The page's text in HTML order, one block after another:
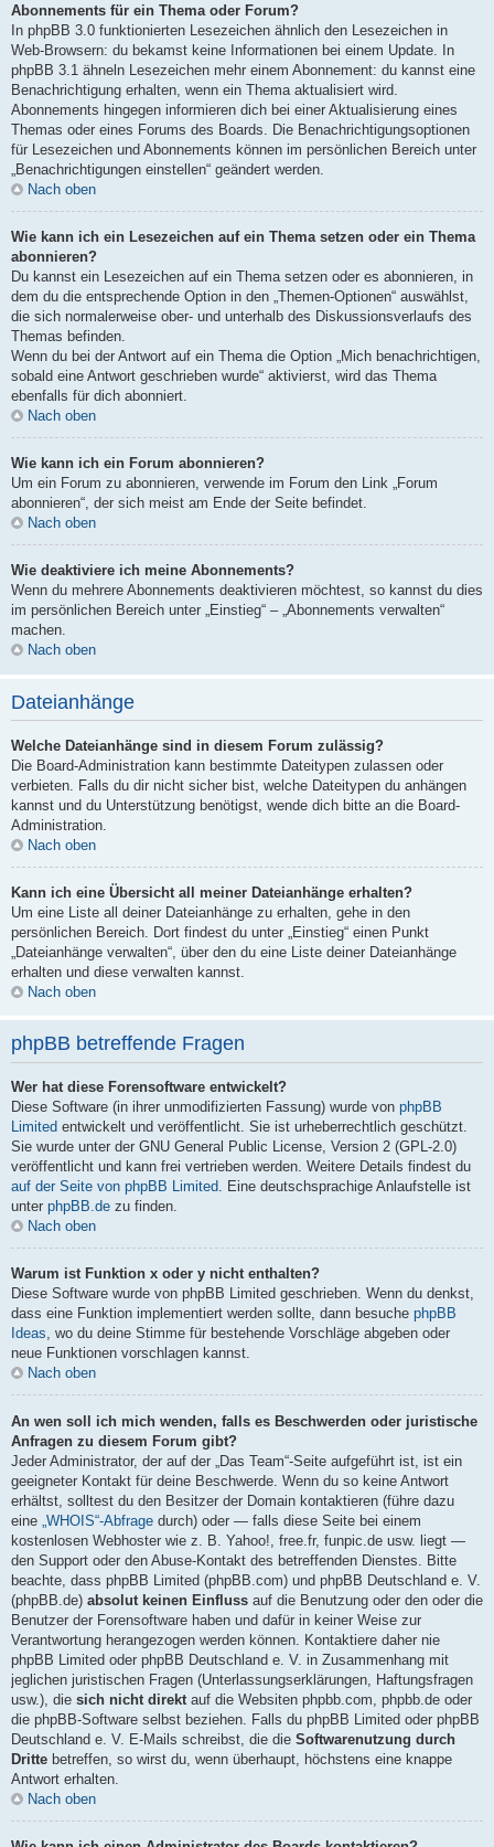
Abonnements für ein Thema oder Forum?
In phpBB 3.0 funktionierten Lesezeichen ähnlich den Lesezeichen in
Web-Browsern: du bekamst keine Informationen bei einem Update. In
phpBB 3.1 ähneln Lesezeichen mehr einem Abonnement: du kannst eine
Benachrichtigung erhalten, wenn ein Thema aktualisiert wird.
Abonnements hingegen informieren dich bei einer Aktualisierung eines
Themas oder eines Forums des Boards. Die Benachrichtigungsoptionen
für Lesezeichen und Abonnements können im persönlichen Bereich unter
„Benachrichtigungen einstellen“ geändert werden.
Nach oben
Wie kann ich ein Lesezeichen auf ein Thema setzen oder ein Thema
abonnieren?
Du kannst ein Lesezeichen auf ein Thema setzen oder es abonnieren, in
dem du die entsprechende Option in den „Themen-Optionen“ auswählst,
die sich normalerweise ober- und unterhalb des Diskussionsverlaufs des
Themas befinden.
Wenn du bei der Antwort auf ein Thema die Option „Mich benachrichtigen,
sobald eine Antwort geschrieben wurde“ aktivierst, wird das Thema
ebenfalls für dich abonniert.
Nach oben
Wie kann ich ein Forum abonnieren?
Um ein Forum zu abonnieren, verwende im Forum den Link „Forum
abonnieren“, der sich meist am Ende der Seite befindet.
Nach oben
Wie deaktiviere ich meine Abonnements?
Wenn du mehrere Abonnements deaktivieren möchtest, so kannst du dies
im persönlichen Bereich unter „Einstieg“ – „Abonnements verwalten“
machen.
Nach oben
Dateianhänge
Welche Dateianhänge sind in diesem Forum zulässig?
Die Board-Administration kann bestimmte Dateitypen zulassen oder
verbieten. Falls du dir nicht sicher bist, welche Dateitypen du anhängen
kannst und du Unterstützung benötigst, wende dich bitte an die Board-
Administration.
Nach oben
Kann ich eine Übersicht all meiner Dateianhänge erhalten?
Um eine Liste all deiner Dateianhänge zu erhalten, gehe in den
persönlichen Bereich. Dort findest du unter „Einstieg“ einen Punkt
„Dateianhänge verwalten“, über den du eine Liste deiner Dateianhänge
erhalten und diese verwalten kannst.
Nach oben
phpBB betreffende Fragen
Wer hat diese Forensoftware entwickelt?
Diese Software (in ihrer unmodifizierten Fassung) wurde von phpBB
Limited entwickelt und veröffentlicht. Sie ist urheberrechtlich geschützt.
Sie wurde unter der GNU General Public License, Version 2 (GPL-2.0)
veröffentlicht und kann frei vertrieben werden. Weitere Details findest du
auf der Seite von phpBB Limited. Eine deutschsprachige Anlaufstelle ist
unter phpBB.de zu finden.
Nach oben
Warum ist Funktion x oder y nicht enthalten?
Diese Software wurde von phpBB Limited geschrieben. Wenn du denkst,
dass eine Funktion implementiert werden sollte, dann besuche phpBB
Ideas, wo du deine Stimme für bestehende Vorschläge abgeben oder
neue Funktionen vorschlagen kannst.
Nach oben
An wen soll ich mich wenden, falls es Beschwerden oder juristische
Anfragen zu diesem Forum gibt?
Jeder Administrator, der auf der „Das Team“-Seite aufgeführt ist, ist ein
geeigneter Kontakt für deine Beschwerde. Wenn du so keine Antwort
erhältst, solltest du den Besitzer der Domain kontaktieren (führe dazu
eine „WHOIS“-Abfrage durch) oder — falls diese Seite bei einem
kostenlosen Webhoster wie z. B. Yahoo!, free.fr, funpic.de usw. liegt —
den Support oder den Abuse-Kontakt des betreffenden Dienstes. Bitte
beachte, dass phpBB Limited (phpBB.com) und phpBB Deutschland e. V.
(phpBB.de) absolut keinen Einfluss auf die Benutzung oder den oder die
Benutzer der Forensoftware haben und dafür in keiner Weise zur
Verantwortung herangezogen werden können. Kontaktiere daher nie
phpBB Limited oder phpBB Deutschland e. V. in Zusammenhang mit
jeglichen juristischen Fragen (Unterlassungserklärungen, Haftungsfragen
usw.), die sich nicht direkt auf die Websiten phpbb.com, phpbb.de oder
die phpBB-Software selbst beziehen. Falls du phpBB Limited oder phpBB
Deutschland e. V. E-Mails schreibst, die die Softwarenutzung durch
Dritte betreffen, so wirst du, wenn überhaupt, höchstens eine knappe
Antwort erhalten.
Nach oben